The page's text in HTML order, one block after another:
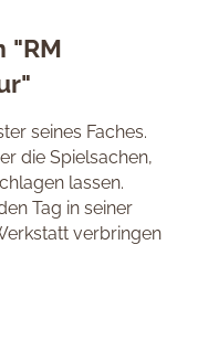
"RM
seines Faches.
die Spielsachen,
lassen.
Tag in seiner
verbringen